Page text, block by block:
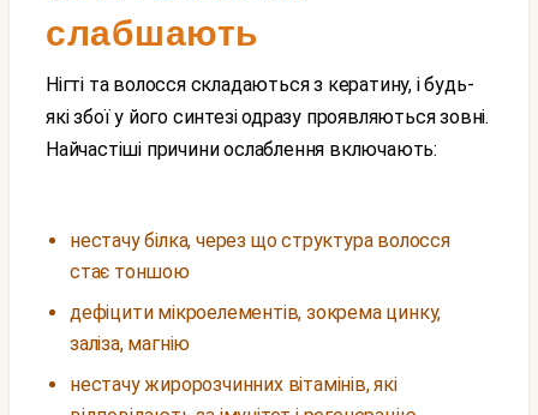
слабшають
Нігті та волосся складаються з кератину, і будь-
які збої у його синтезі одразу проявляються зовні.
Найчастіші причини ослаблення включають:
нестачу білка, через що структура волосся
стає тоншою
дефіцити мікроелементів, зокрема цинку,
заліза, магнію
нестачу жиророзчинних вітамінів, які